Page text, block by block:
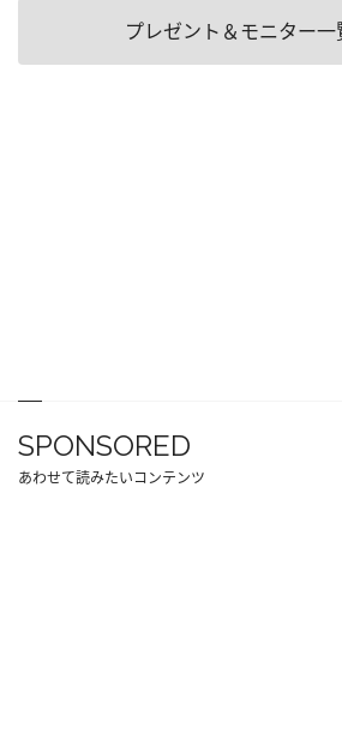
プレゼント＆モニター一
SPONSORED
あわせて読みたいコンテンツ